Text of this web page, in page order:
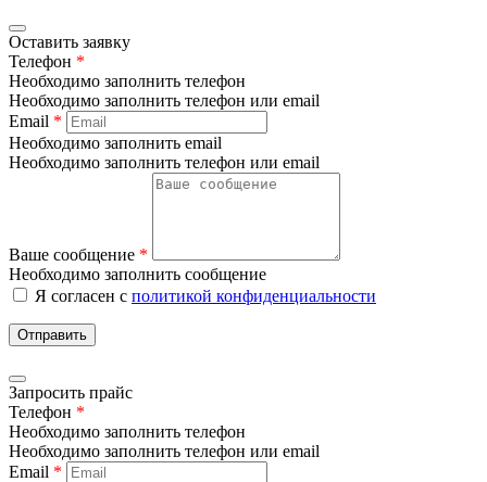
Оставить заявку
Телефон *
Необходимо заполнить телефон
Необходимо заполнить телефон или email
Email *
Необходимо заполнить email
Необходимо заполнить телефон или email
Ваше сообщение *
Необходимо заполнить сообщение
Я согласен с политикой конфиденциальности
Отправить
Запросить прайс
Телефон *
Необходимо заполнить телефон
Необходимо заполнить телефон или email
Email *